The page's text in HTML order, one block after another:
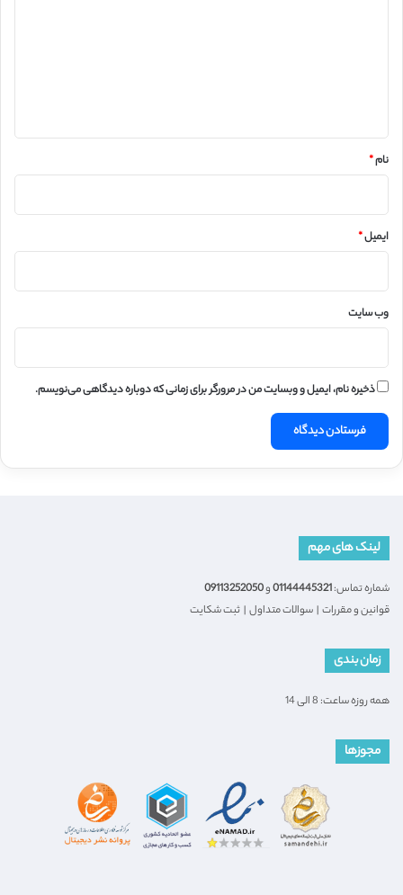
نام*
ایمیل*
وب‌ سایت
ذخیره نام، ایمیل و وبسایت من در مرورگر برای زمانی که دوباره دیدگاهی می‌نویسم.
لینک های مهم
شماره تماس:01144445321و09113252050
قوانین و مقررات | سوالات متداول | ثبت شکایت
زمان بندی
همه روزه ساعت: 8 الی 14
مجوزها